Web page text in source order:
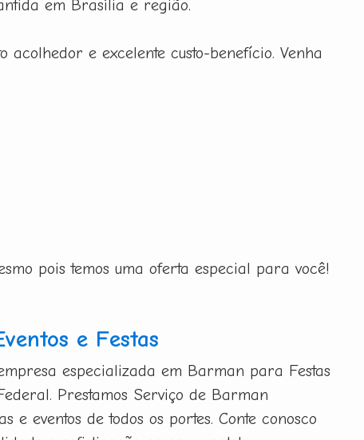
em Brasília e região.
acolhedor e excelente custo-benefício. Venha
pois temos uma oferta especial para você!
e Festas
especializada em Barman para Festas
Prestamos Serviço de Barman
e eventos de todos os portes. Conte conosco